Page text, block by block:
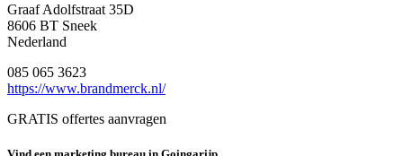
Graaf Adolfstraat 35D
8606 BT Sneek
Nederland
085 065 3623
https://www.brandmerck.nl/
GRATIS offertes aanvragen